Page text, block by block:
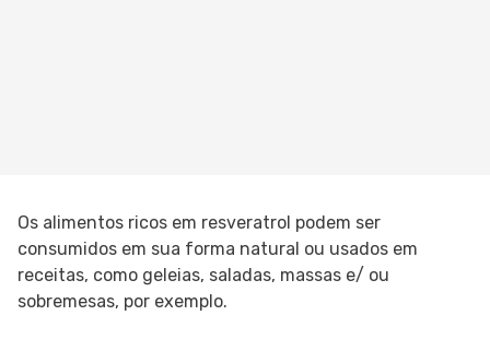
Os alimentos ricos em resveratrol podem ser
consumidos em sua forma natural ou usados em
receitas, como geleias, saladas, massas e/ ou
sobremesas, por exemplo.